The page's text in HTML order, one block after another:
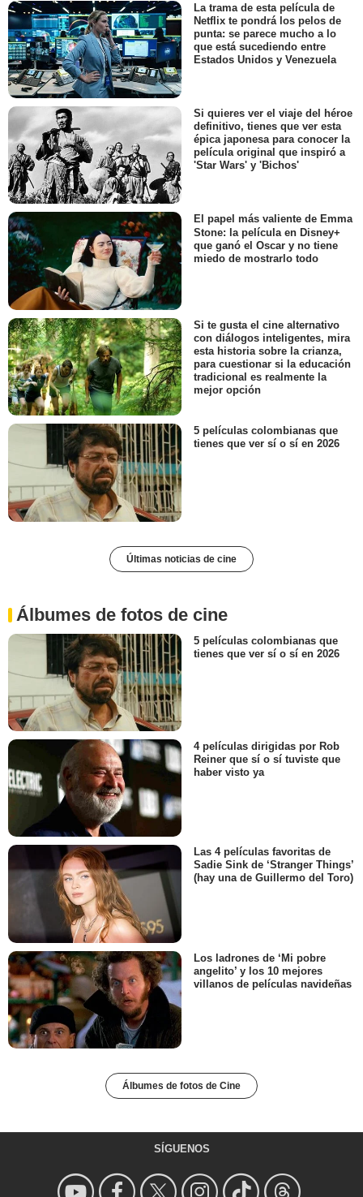
La trama de esta película de
Netflix te pondrá los pelos de
punta: se parece mucho a lo
que está sucediendo entre
Estados Unidos y Venezuela
Si quieres ver el viaje del héroe
definitivo, tienes que ver esta
épica japonesa para conocer la
película original que inspiró a
'Star Wars' y 'Bichos'
El papel más valiente de Emma
Stone: la película en Disney+
que ganó el Oscar y no tiene
miedo de mostrarlo todo
Si te gusta el cine alternativo
con diálogos inteligentes, mira
esta historia sobre la crianza,
para cuestionar si la educación
tradicional es realmente la
mejor opción
5 películas colombianas que
tienes que ver sí o sí en 2026
Últimas noticias de cine
Álbumes de fotos de cine
5 películas colombianas que
tienes que ver sí o sí en 2026
4 películas dirigidas por Rob
Reiner que sí o sí tuviste que
haber visto ya
Las 4 películas favoritas de
Sadie Sink de ‘Stranger Things’
(hay una de Guillermo del Toro)
Los ladrones de ‘Mi pobre
angelito’ y los 10 mejores
villanos de películas navideñas
Álbumes de fotos de Cine
SÍGUENOS